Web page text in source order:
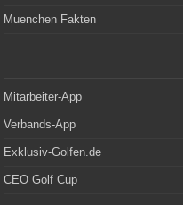
Muenchen Fakten
Mitarbeiter-App
Verbands-App
Exklusiv-Golfen.de
CEO Golf Cup